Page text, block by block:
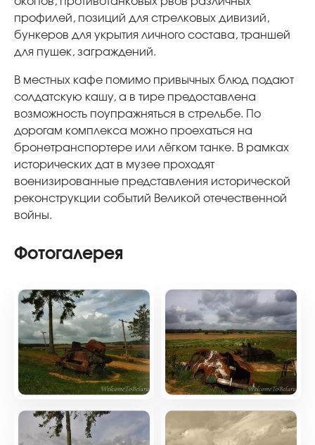
профилей, позиций для стрелковых дивизий,
бункеров для укрытия личного состава, траншей
для пушек, заграждений.
В местных кафе помимо привычных блюд подают
солдатскую кашу, а в тире предоставлена
возможность поупражняться в стрельбе. По
дорогам комплекса можно проехаться на
бронетранспортере или лёгком танке. В рамках
исторических дат в музее проходят
военизированные представления исторической
реконструкции событий Великой отечественной
войны.
Фотогалерея